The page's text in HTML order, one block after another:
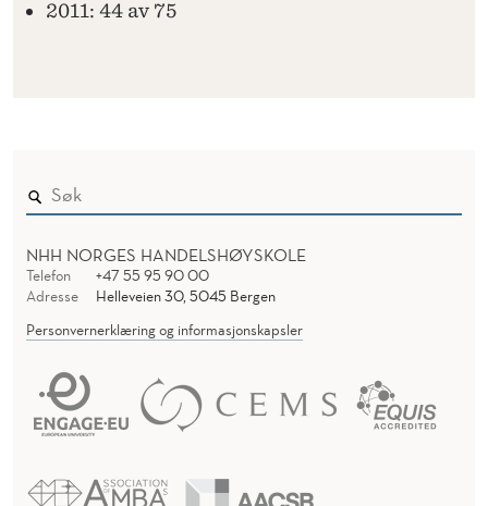
2011: 44 av 75
NHH NORGES HANDELSHØYSKOLE
Telefon
+47 55 95 90 00
Adresse
Helleveien 30, 5045 Bergen
Personvernerklæring og informasjonskapsler